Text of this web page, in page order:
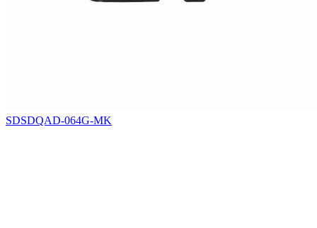
SDSDQAD-064G-MK